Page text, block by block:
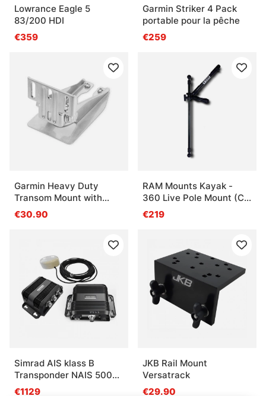
Lowrance Eagle 5
83/200 HDI
€359
Garmin Striker 4 Pack
portable pour la pêche
€259
Garmin Heavy Duty
Transom Mount with
Spray Shield (4/8/12-pin
Transducers)
€30.90
RAM Mounts Kayak -
360 Live Pole Mount (C-
ball)
€219
Simrad AIS klass B
Transponder NAIS 500
KIT
€1129
JKB Rail Mount
Versatrack
€29.90